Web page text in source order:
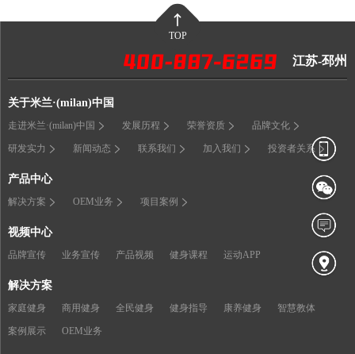
TOP
江苏-邳州
关于米兰·(milan)中国
走进米兰·(milan)中国 发展历程 荣誉资质 品牌文化
研发实力 新闻动态 联系我们 加入我们 投资者关系
产品中心
解决方案 OEM业务 项目案例
视频中心
品牌宣传 业务宣传 产品视频 健身课程 运动APP
解决方案
家庭健身 商用健身 全民健身 健身指导 康养健身 智慧教体
案例展示 OEM业务